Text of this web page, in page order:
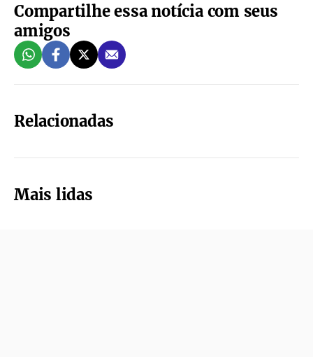
Compartilhe essa notícia com seus
amigos
Relacionadas
Mais lidas